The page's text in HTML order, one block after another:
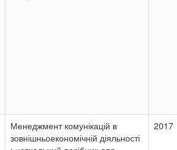
Менеджмент комунікацій в
зовнішньоекономічній діяльності
2017